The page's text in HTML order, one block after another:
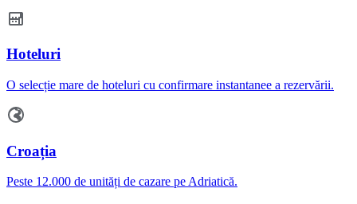
Hoteluri
O selecție mare de hoteluri cu confirmare instantanee a rezervării.
Croația
Peste 12.000 de unități de cazare pe Adriatică.